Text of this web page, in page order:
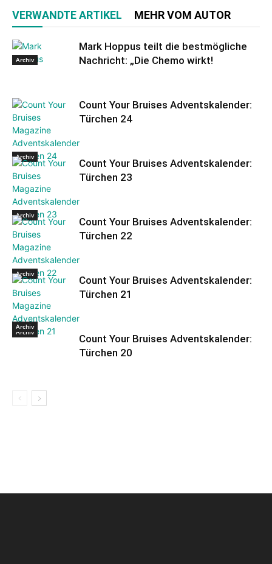
VERWANDTE ARTIKEL MEHR VOM AUTOR
Archiv
Mark Hoppus teilt die bestmögliche
Nachricht: „Die Chemo wirkt!
Archiv
Count Your Bruises Adventskalender:
Türchen 24
Archiv
Count Your Bruises Adventskalender:
Türchen 23
Archiv
Count Your Bruises Adventskalender:
Türchen 22
Archiv
Count Your Bruises Adventskalender:
Türchen 21
Archiv
Count Your Bruises Adventskalender:
Türchen 20